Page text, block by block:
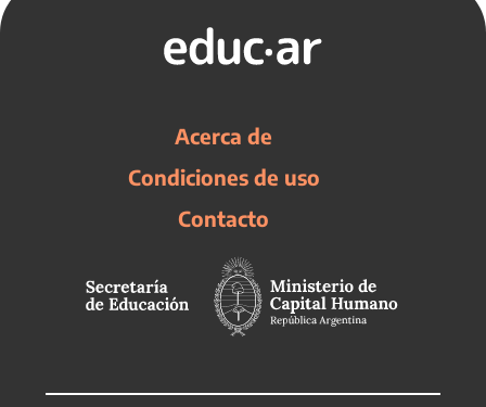
Acerca de
Condiciones de uso
Contacto